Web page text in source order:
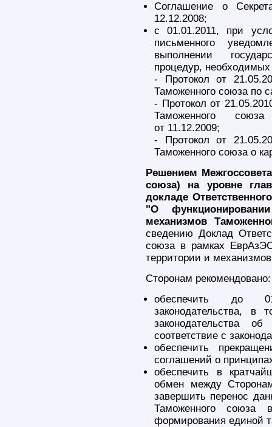
Соглашение о
12.12.2008;
с 01.01.2011, при
письменного
выполнении
процедур,
- Протокол от
Таможенного союза по
- Протокол от
Таможенного
от 11.12.2009;
- Протокол от
Таможенного союза о
Решением
союза) на уровне
докладе
"О
механизмов
сведению Доклад
союза в рамках
территории и
Сторонам рекомендовано:
обеспечить до
законодательства, в
законодательства
соответствие с
обеспечить
соглашений о
обеспечить в
обмен между
завершить перенос
Таможенного союза
формирования единой